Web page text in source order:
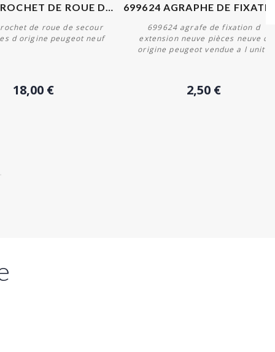
de roue de secour
d origine peugeot neuf
18,00 €
699624 agrafe de fixation d
extension neuve pièces neuve d
origine peugeot vendue a l unité
2,50 €